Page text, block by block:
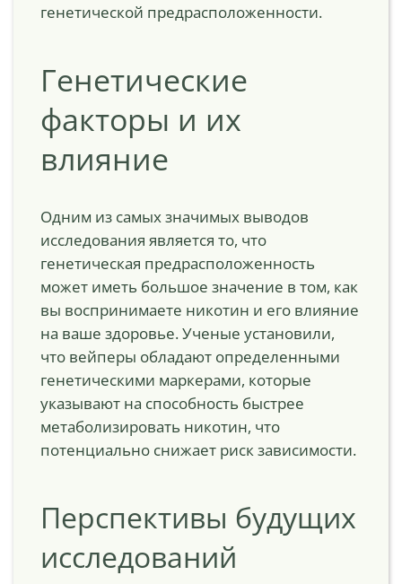
генетической предрасположенности.
Генетические
факторы и их
влияние
Одним из самых значимых выводов
исследования является то, что
генетическая предрасположенность
может иметь большое значение в том, как
вы воспринимаете никотин и его влияние
на ваше здоровье. Ученые установили,
что вейперы обладают определенными
генетическими маркерами, которые
указывают на способность быстрее
метаболизировать никотин, что
потенциально снижает риск зависимости.
Перспективы будущих
исследований